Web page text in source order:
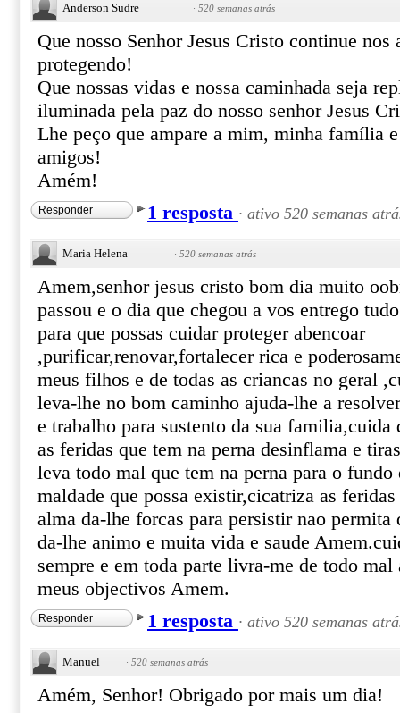
Anderson Sudre · 520 semanas atrás
Que nosso Senhor Jesus Cristo continue nos
protegendo!
Que nossas vidas e nossa caminhada seja
iluminada pela paz do nosso senhor Jesus
Lhe peço que ampare a mim, minha família
amigos!
Amém!
Responder 1 resposta · ativo 520 semanas
Maria Helena · 520 semanas atrás
Amem,senhor jesus cristo bom dia muito
passou e o dia que chegou a vos entrego
para que possas cuidar proteger abencoar
,purificar,renovar,fortalecer rica e
meus filhos e de todas as criancas no geral
leva-lhe no bom caminho ajuda-lhe a
e trabalho para sustento da sua familia,cuida
as feridas que tem na perna desinflama e
leva todo mal que tem na perna para o fundo
maldade que possa existir,cicatriza as
alma da-lhe forcas para persistir nao permita
da-lhe animo e muita vida e saude
sempre e em toda parte livra-me de todo mal
meus objectivos Amem.
Responder 1 resposta · ativo 520 semanas
Manuel · 520 semanas atrás
Amém, Senhor! Obrigado por mais um dia!